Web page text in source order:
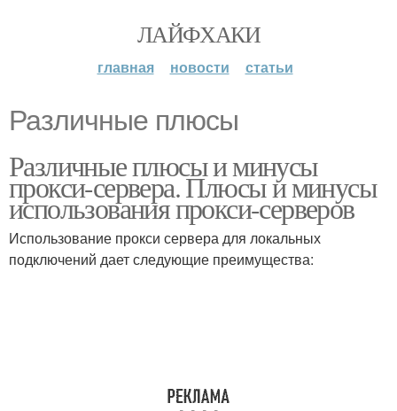
ЛАЙФХАКИ
главная новости статьи
Различные плюсы
Различные плюсы и минусы
прокси-сервера. Плюсы и минусы
использования прокси-серверов
Использование прокси сервера для локальных
подключений дает следующие преимущества: